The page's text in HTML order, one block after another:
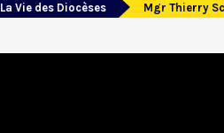
La Vie des Diocèses Mgr Thierry